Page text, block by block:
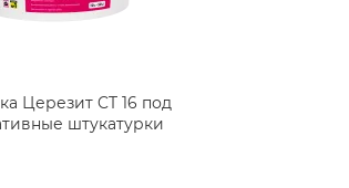
Церезит CT 16 под
штукатурки